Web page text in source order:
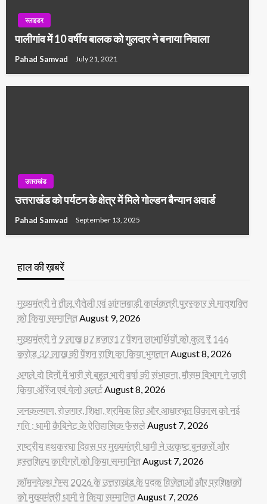
स्लाइडर
पालीगांव में 10 वर्षीय बालक को गुलदार ने बनाया निवाला
Pahad Samvad July 21, 2021
उत्तराखंड
उत्तराखंड को पर्यटन के क्षेत्र में मिले गोल्डन बैन्यान अवार्ड
Pahad Samvad September 13, 2025
हाल की ख़बरें
मुख्यमंत्री ने तीलू रौतेली एवं आंगनबाड़ी कार्यकत्री पुरस्कार से मातृशक्ति
को किया सम्मानितAugust 9, 2026
मुख्यमंत्री ने 9 लाख 87 हजार17 पेंशन लाभार्थियों को कुल ₹ 146
करोड़ 32 लाख की पेंशन राशि का किया भुगतानAugust 8, 2026
अगले दो दिनों में भारी से बहुत भारी वर्षा की संभावना, मौसम विभाग ने जारी
किया ऑरेंज एवं येलो अलर्टAugust 8, 2026
जनकल्याण, रोजगार, शिक्षा, श्रमिक हित और आधारभूत विकास को नई
गति : धामी कैबिनेट के ऐतिहासिक फैसलेAugust 7, 2026
राष्ट्रीय हथकरघा दिवस पर मुख्यमंत्री धामी ने उत्कृष्ट बुनकरों और
हस्तशिल्प कारीगरों को किया सम्मानितAugust 7, 2026
कॉमनवेल्थ गेम्स 2026 के उत्तराखंड के पदक विजेताओं और प्रशिक्षकों
को मुख्यमंत्री धामी ने किया सम्मानितAugust 7, 2026